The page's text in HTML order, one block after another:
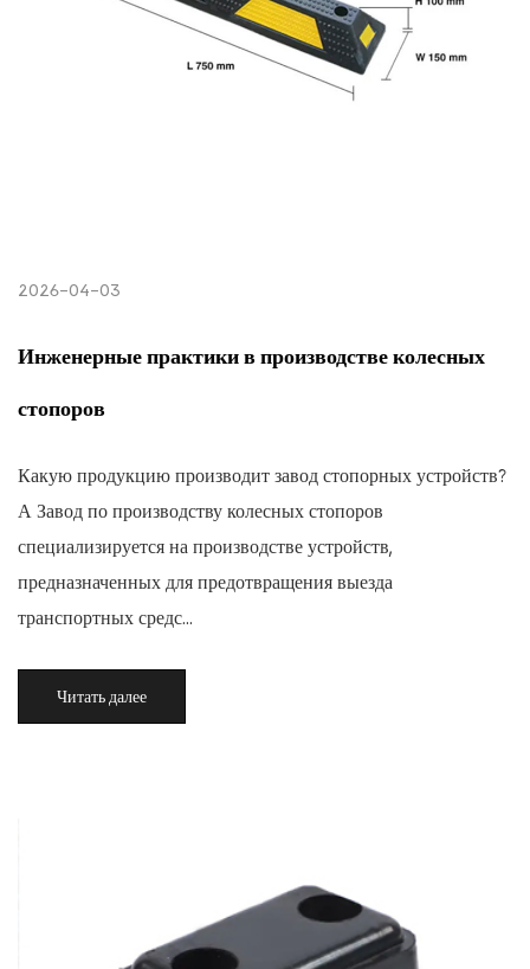
2026-04-03
Инженерные практики в производстве колесных
стопоров
Какую продукцию производит завод стопорных устройств?
А Завод по производству колесных стопоров
специализируется на производстве устройств,
предназначенных для предотвращения выезда
транспортных средс...
Читать далее